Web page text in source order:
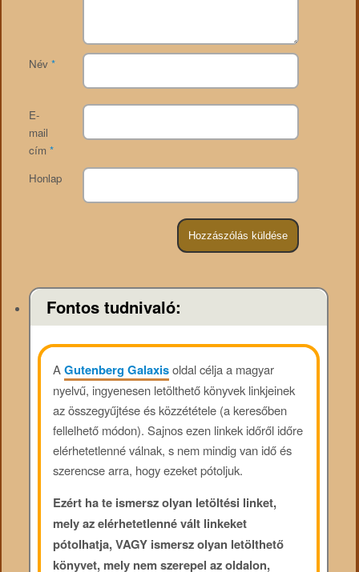
Név *
E-
mail
cím *
Honlap
Fontos tudnivaló:
AGutenberg Galaxisoldal célja a magyar
nyelvű, ingyenesen letölthető könyvek linkjeinek
az összegyűjtése és közzététele (a keresőben
fellelhető módon). Sajnos ezen linkek időről időre
elérhetetlenné válnak, s nem mindig van idő és
szerencse arra, hogy ezeket pótoljuk.
Ezért ha te ismersz olyan letöltési linket,
mely az elérhetetlenné vált linkeket
pótolhatja, VAGY ismersz olyan letölthető
könyvet, mely nem szerepel az oldalon,